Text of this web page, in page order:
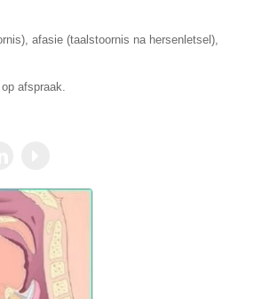
afasie (taalstoornis na hersenletsel),
afspraak.